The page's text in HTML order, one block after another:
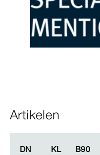
Artikelen
DN KL B90
DN KL B90